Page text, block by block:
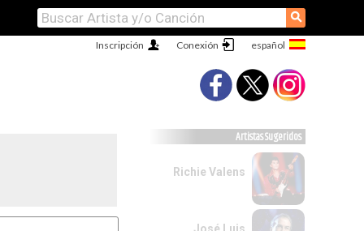
⚲
Conexión
Inscripción
Artistas Sugeridos
Richie Valens